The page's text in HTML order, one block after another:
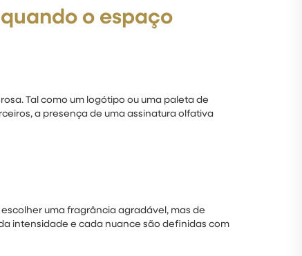
o espaço
Tal como um logótipo ou uma paleta de
a presença de uma assinatura olfativa
uma fragrância agradável, mas de
intensidade e cada nuance são definidas com